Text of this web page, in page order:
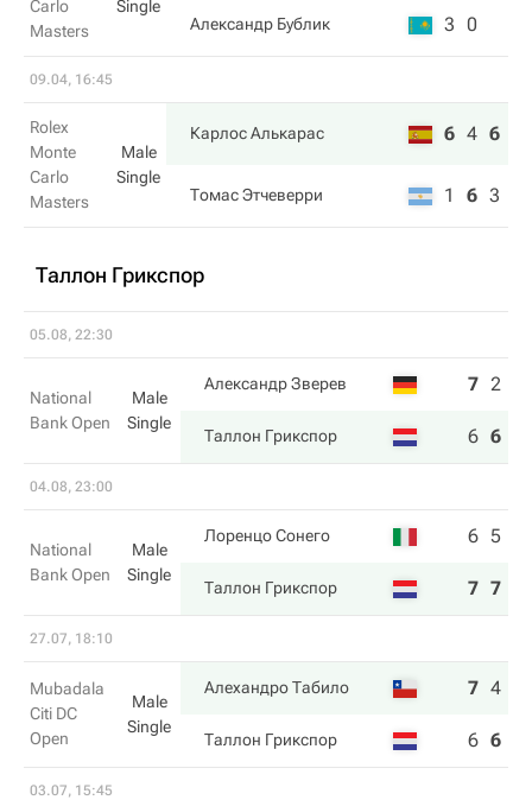
Carlo
Masters
Single
Александр Бублик
3 0
09.04, 16:45
Rolex
Monte
Carlo
Masters
Male
Single
Карлос Алькарас 6 4 6
Томас Этчеверри 1 6 3
Таллон Грикспор
05.08, 22:30
National
Bank Open
Male
Single
Александр Зверев 7 2
Таллон Грикспор 6 6
04.08, 23:00
National
Bank Open
Male
Single
Лоренцо Сонего 6 5
Таллон Грикспор 7 7
27.07, 18:10
Mubadala
Citi DC
Open
Male
Single
Алехандро Табило 7 4
Таллон Грикспор 6 6
03.07, 15:45